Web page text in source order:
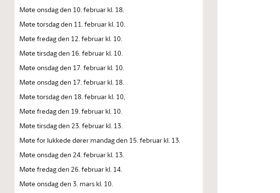
Møte onsdag den 10. februar kl. 18.
Møte torsdag den 11. februar kl. 10.
Møte fredag den 12. februar kl. 10.
Møte tirsdag den 16. februar kl. 10.
Møte onsdag den 17. februar kl. 10.
Møte onsdag den 17. februar kl. 18.
Møte torsdag den 18. februar kl. 10,
Møte fredag den 19. februar kl. 10.
Møte tirsdag den 23. februar kl. 13.
Møte for lukkede dører mandag den 15. februar kl. 13.
Møte onsdag den 24. februar kl. 13.
Møte fredag den 26. februar kl. 14.
Møte onsdag den 3. mars kl. 10.